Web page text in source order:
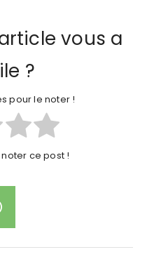
vous a
?
pour le noter !
ce post !